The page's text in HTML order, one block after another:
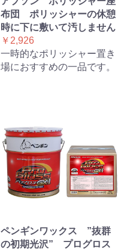
布団 ポリッシャーの休憩
時に下に敷いて汚しません
￥2,926
一時的なポリッシャー置き
場におすすめの一品です。
ペンギンワックス ”抜群
の初期光沢” プログロス